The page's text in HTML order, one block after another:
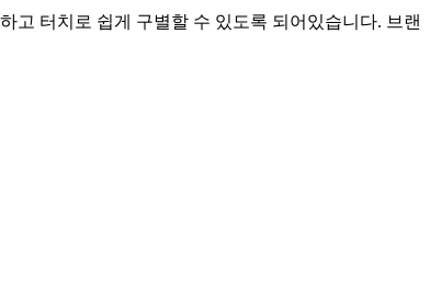
고 터치로 쉽게 구별할 수 있도록 되어있습니다. 브랜